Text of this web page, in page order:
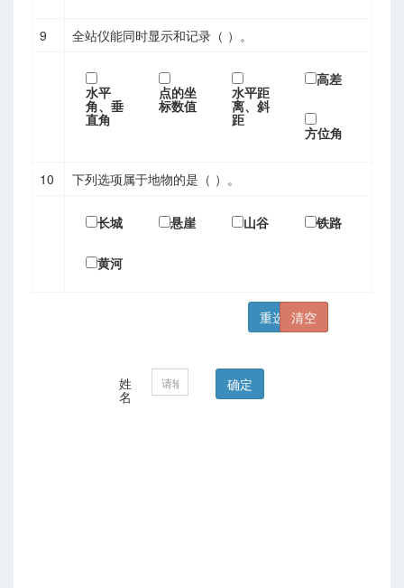
9 全站仪能同时显示和记录（ ）。
水平
角、垂
直角
点的坐
标数值
水平距
离、斜
距
高差
方位角
10 下列选项属于地物的是（ ）。
长城 悬崖 山谷 铁路
黄河
姓
名